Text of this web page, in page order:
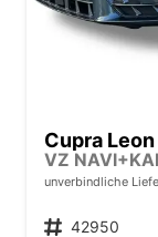
Cupra Leon
unverbindliche
Fahrzeugnr. 42950